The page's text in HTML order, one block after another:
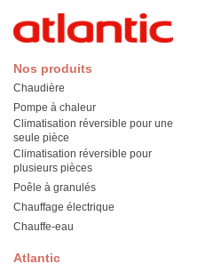
Atlantic
Nos produits
Chaudière
Pompe à chaleur
Climatisation réversible pour une
seule pièce
Climatisation réversible pour
plusieurs pièces
Poêle à granulés
Chauffage électrique
Chauffe-eau